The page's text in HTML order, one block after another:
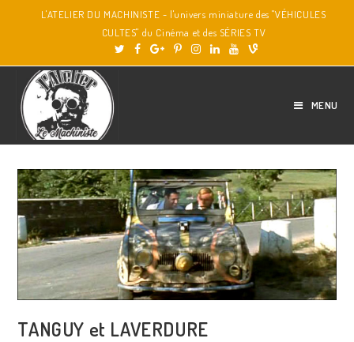
L'ATELIER DU MACHINISTE - l'univers miniature des "VÉHICULES
CULTES" du Cinéma et des SÉRIES TV
MENU
TANGUY et LAVERDURE